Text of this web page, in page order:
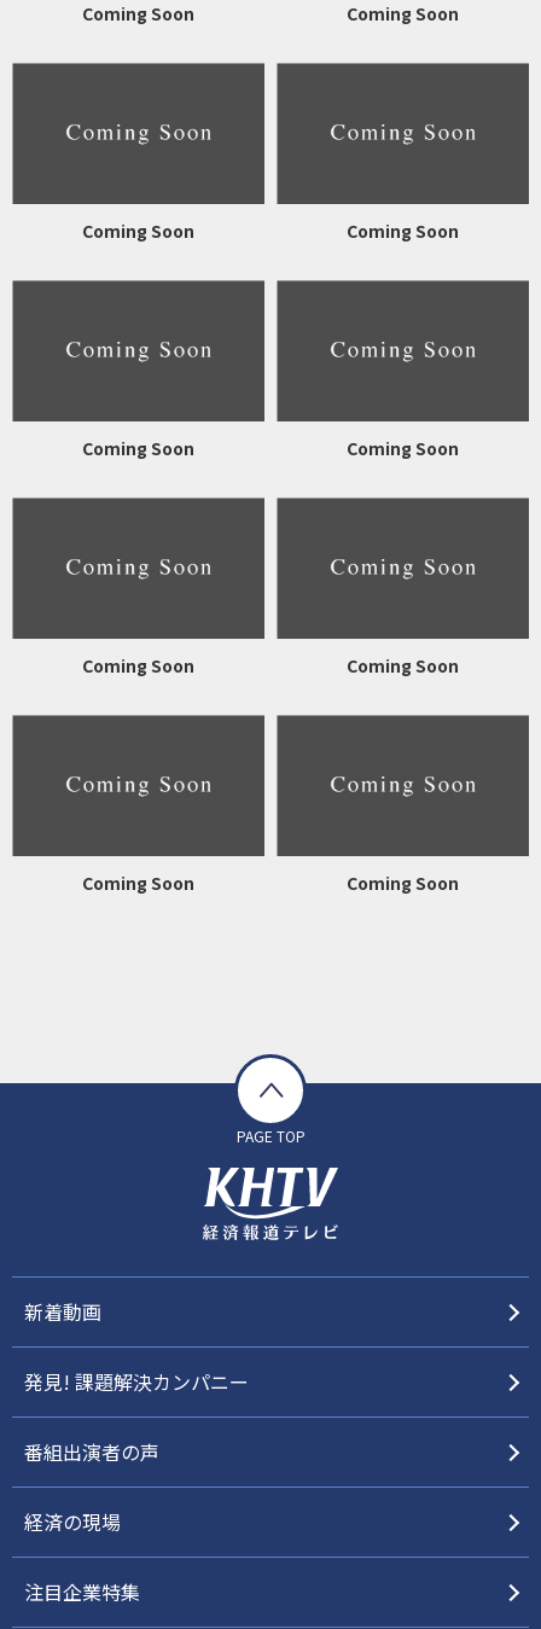
Coming Soon Coming Soon
Coming Soon Coming Soon
Coming Soon Coming Soon
Coming Soon Coming Soon
Coming Soon Coming Soon
PAGE TOP
新着動画
発見! 課題解決カンパニー
番組出演者の声
経済の現場
注目企業特集